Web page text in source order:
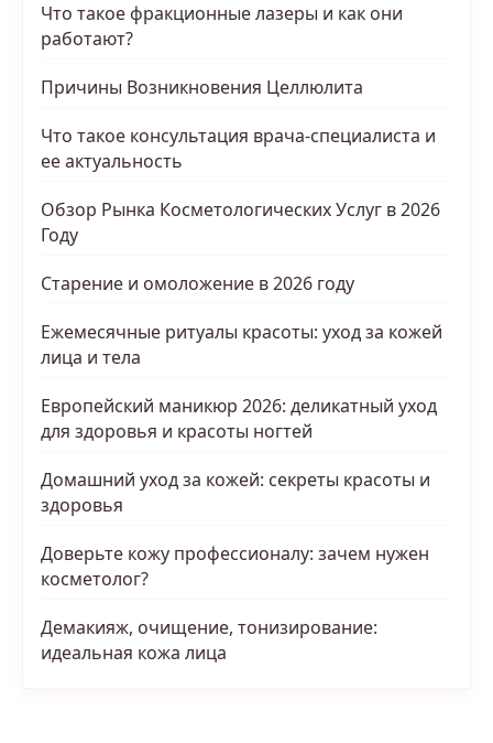
Что такое фракционные лазеры и как они
работают?
Причины Возникновения Целлюлита
Что такое консультация врача-специалиста и
ее актуальность
Обзор Рынка Косметологических Услуг в 2026
Году
Старение и омоложение в 2026 году
Ежемесячные ритуалы красоты: уход за кожей
лица и тела
Европейский маникюр 2026: деликатный уход
для здоровья и красоты ногтей
Домашний уход за кожей: секреты красоты и
здоровья
Доверьте кожу профессионалу: зачем нужен
косметолог?
Демакияж, очищение, тонизирование:
идеальная кожа лица